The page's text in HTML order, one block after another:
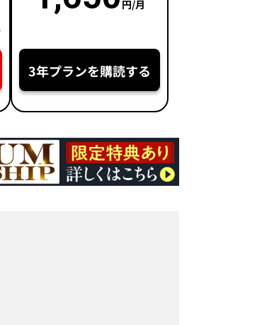
円/月
3年プランを購読する